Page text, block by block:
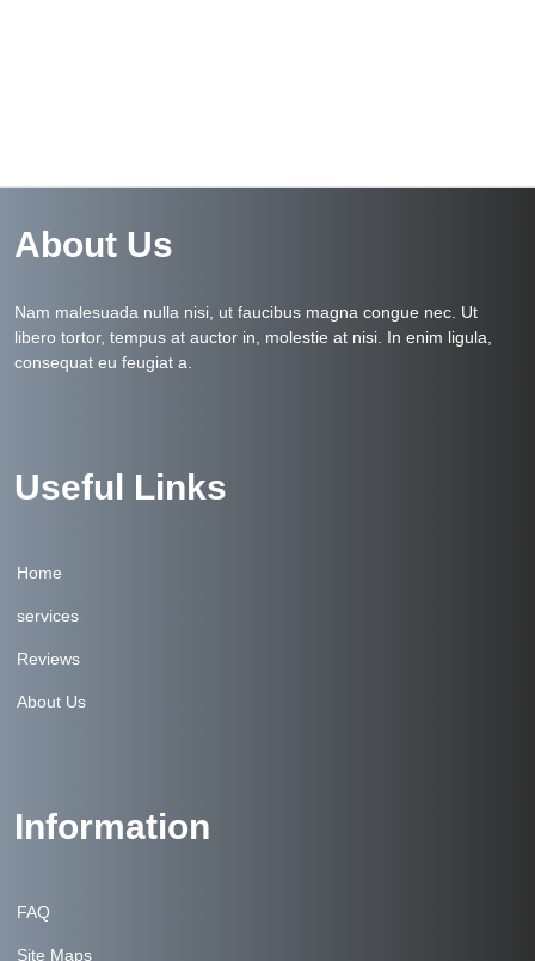
About Us
Nam malesuada nulla nisi, ut faucibus magna congue nec. Ut
libero tortor, tempus at auctor in, molestie at nisi. In enim ligula,
consequat eu feugiat a.
Useful Links
Home
services
Reviews
About Us
Information
FAQ
Site Maps